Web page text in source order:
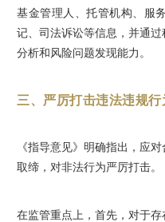
基金管理人、托管机构、服
记、司法诉讼等信息，并通
分析和风险问题发现能力。
三、严厉打击违法违规行
《指导意见》明确指出，应
取缔，对非法行为严厉打击。
在监管重点上，首先，对于